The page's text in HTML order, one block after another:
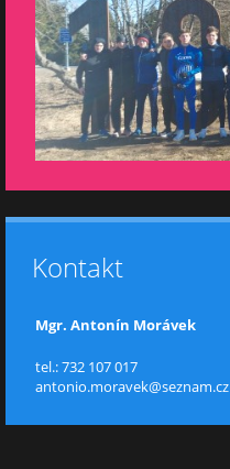
Kontakt
Mgr. Antonín Morávek
tel.: 732 107 017
antonio.moravek@seznam.cz